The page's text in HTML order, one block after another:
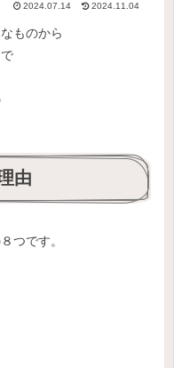
2024.07.14 2024.11.04
ものから
由
つです。